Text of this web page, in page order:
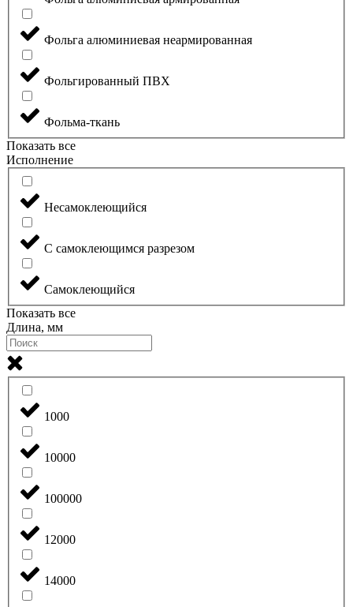
Фольга алюминиевая неармированная
Фольгированный ПВХ
Фольма-ткань
Показать все
Исполнение
Несамоклеющийся
С самоклеющимся разрезом
Самоклеющийся
Показать все
Длина, мм
1000
10000
100000
12000
14000